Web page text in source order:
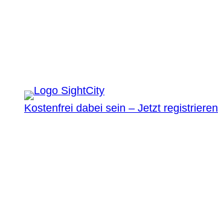
Kostenfrei dabei sein – Jetzt registrieren